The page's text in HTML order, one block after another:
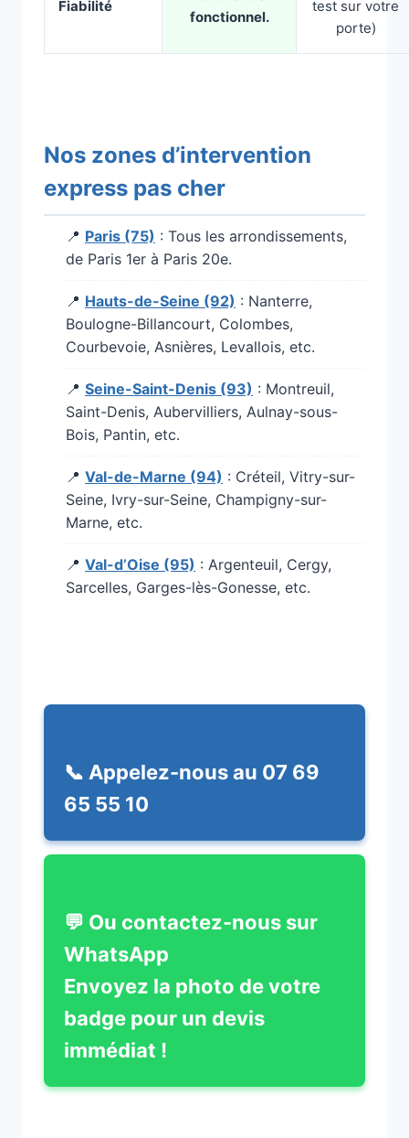
Fiabilité
fonctionnel.
test sur votre
porte)
Nos zones d’intervention
express pas cher
📍 Paris (75) : Tous les arrondissements,
de Paris 1er à Paris 20e.
📍 Hauts-de-Seine (92) : Nanterre,
Boulogne-Billancourt, Colombes,
Courbevoie, Asnières, Levallois, etc.
📍 Seine-Saint-Denis (93) : Montreuil,
Saint-Denis, Aubervilliers, Aulnay-sous-
Bois, Pantin, etc.
📍 Val-de-Marne (94) : Créteil, Vitry-sur-
Seine, Ivry-sur-Seine, Champigny-sur-
Marne, etc.
📍 Val-d’Oise (95) : Argenteuil, Cergy,
Sarcelles, Garges-lès-Gonesse, etc.
📞 Appelez-nous au 07 69
65 55 10
💬 Ou contactez-nous sur
WhatsApp
Envoyez la photo de votre
badge pour un devis
immédiat !